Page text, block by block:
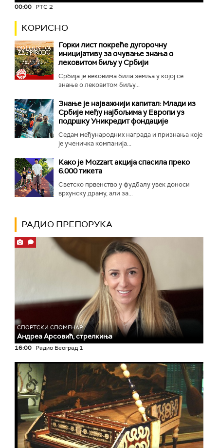
00:00 РТС 2
КОРИСНО
Горки лист покреће дугорочну
иницијативу за очување знања о
лековитом биљу у Србији
Србија је вековима била земља у којој се
знање о лековитом биљу...
Знање је најважнији капитал: Млади из
Србије међу најбољима у Европи уз
подршку Уникредит фондације
Седам међународних награда и признања које
је ученичка компанија...
Како је Mozzart акција спасила преко
6.000 тикета
Светско првенство у фудбалу увек доноси
врхунску драму, али за...
РАДИО ПРЕПОРУКА
СПОРТСКИ СПОМЕНАР
Андреа Арсовић, стрелкиња
16:00 Радио Београд 1